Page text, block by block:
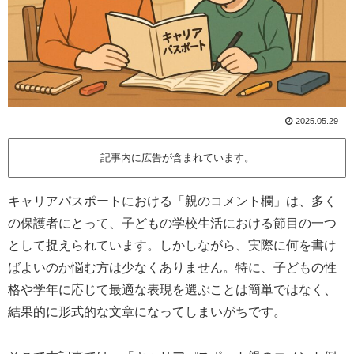
2025.05.29
記事内に広告が含まれています。
キャリアパスポートにおける「親のコメント欄」は、多く
の保護者にとって、子どもの学校生活における節目の一つ
として捉えられています。しかしながら、実際に何を書け
ばよいのか悩む方は少なくありません。特に、子どもの性
格や学年に応じて最適な表現を選ぶことは簡単ではなく、
結果的に形式的な文章になってしまいがちです。